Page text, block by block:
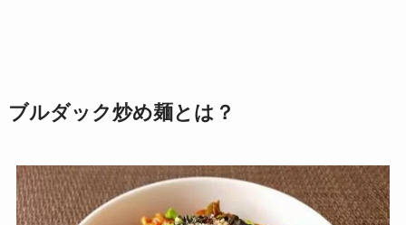
ブルダック炒め麺とは？